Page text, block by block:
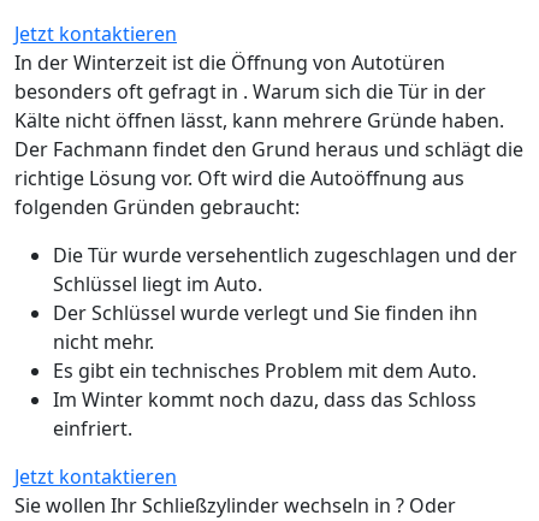
Jetzt kontaktieren
In der Winterzeit ist die Öffnung von Autotüren
besonders oft gefragt in . Warum sich die Tür in der
Kälte nicht öffnen lässt, kann mehrere Gründe haben.
Der Fachmann findet den Grund heraus und schlägt die
richtige Lösung vor. Oft wird die Autoöffnung aus
folgenden Gründen gebraucht:
Die Tür wurde versehentlich zugeschlagen und der
Schlüssel liegt im Auto.
Der Schlüssel wurde verlegt und Sie finden ihn
nicht mehr.
Es gibt ein technisches Problem mit dem Auto.
Im Winter kommt noch dazu, dass das Schloss
einfriert.
Jetzt kontaktieren
Sie wollen Ihr Schließzylinder wechseln in ? Oder